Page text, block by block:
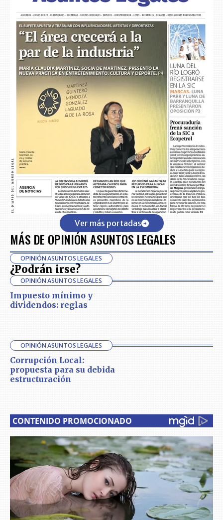
Ver más portadas
MÁS DE OPINIÓN ASUNTOS LEGALES
OPINIÓN ASUNTOS LEGALES
¿Podrán irse?
OPINIÓN ASUNTOS LEGALES
Impuesto mínimo y
dividendos: reglas
OPINIÓN ASUNTOS LEGALES
Corrupción Local:
propuesta para su debida
estructuración